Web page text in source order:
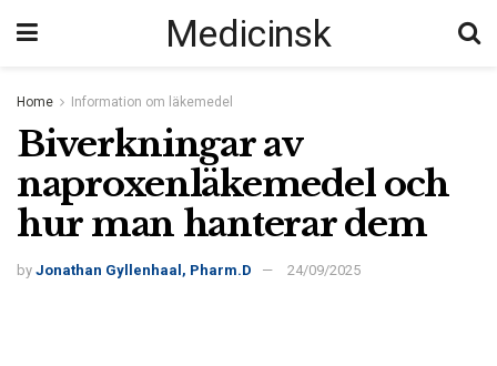
Medicinsk
Home Information om läkemedel
Biverkningar av
naproxenläkemedel och
hur man hanterar dem
by Jonathan Gyllenhaal, Pharm.D 24/09/2025